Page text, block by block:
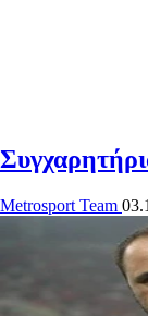
Metrosport Team